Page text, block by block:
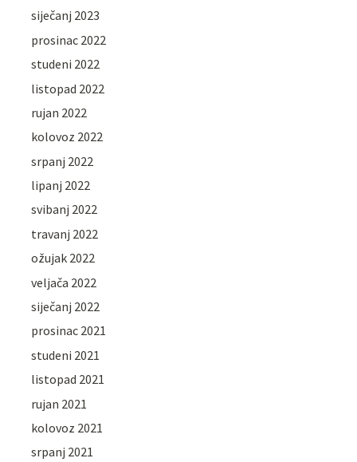
siječanj 2023
prosinac 2022
studeni 2022
listopad 2022
rujan 2022
kolovoz 2022
srpanj 2022
lipanj 2022
svibanj 2022
travanj 2022
ožujak 2022
veljača 2022
siječanj 2022
prosinac 2021
studeni 2021
listopad 2021
rujan 2021
kolovoz 2021
srpanj 2021